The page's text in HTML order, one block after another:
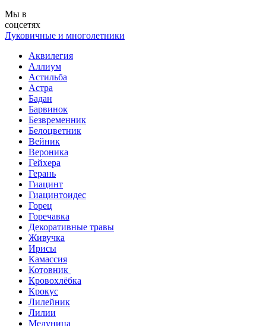
Мы в
соцсетях
Луковичные и многолетники
Аквилегия
Аллиум
Астильба
Астра
Бадан
Барвинок
Безвременник
Белоцветник
Вейник
Вероника
Гейхера
Герань
Гиацинт
Гиацинтоидес
Горец
Горечавка
Декоративные травы
Живучка
Ирисы
Камассия
Котовник
Кровохлёбка
Крокус
Лилейник
Лилии
Медуница